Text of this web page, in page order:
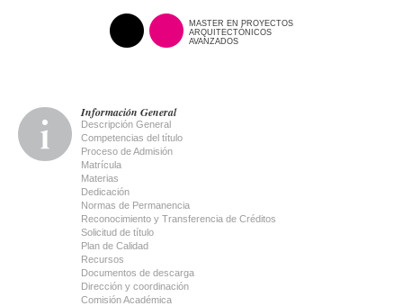
MASTER EN PROYECTOS
ARQUITECTÓNICOS
AVANZADOS
Información General
Descripción General
Competencias del título
Proceso de Admisión
Matrícula
Materias
Dedicación
Normas de Permanencia
Reconocimiento y Transferencia de Créditos
Solicitud de título
Plan de Calidad
Recursos
Documentos de descarga
Dirección y coordinación
Comisión Académica